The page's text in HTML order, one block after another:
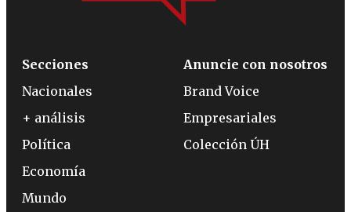
Secciones
Nacionales
+ análisis
Política
Economía
Mundo
Anuncie con nosotros
Brand Voice
Empresariales
Colección ÚH